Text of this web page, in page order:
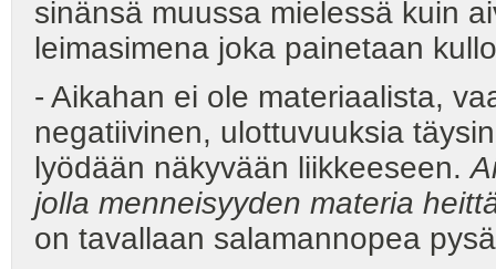
sinänsä muussa mielessä kuin
leimasimena joka painetaan
- Aikahan ei ole materiaalista,
negatiivinen, ulottuvuuksia
lyödään näkyvään liikkeeseen.
jolla menneisyyden materia
on tavallaan salamannopea